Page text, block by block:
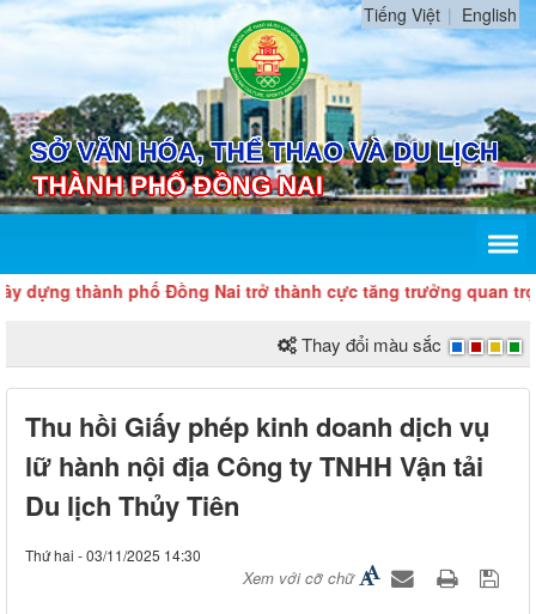
Tiếng Việt English
dựng thành phố Đồng Nai trở thành cực tăng trưởng quan
Thay đổi màu sắc
Thu hồi Giấy phép kinh doanh dịch vụ
lữ hành nội địa Công ty TNHH Vận tải
Du lịch Thủy Tiên
Thứ hai - 03/11/2025 14:30
Xem với cỡ chữ